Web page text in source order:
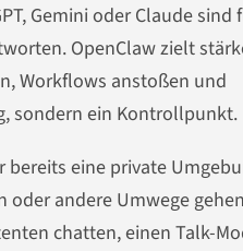
Gemini oder Claude sind
OpenClaw zielt
Workflows anstoßen und
sondern ein Kontrollpunkt.
bereits eine private
andere Umwege
chatten, einen Talk-